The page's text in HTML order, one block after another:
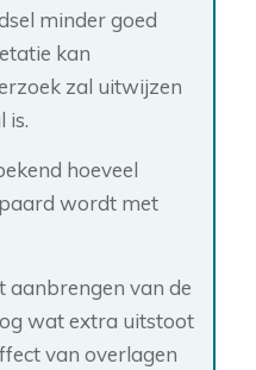
minder goed
kan
zal uitwijzen
is.
hoeveel
wordt met
aanbrengen van de
wat extra uitstoot
van overlagen